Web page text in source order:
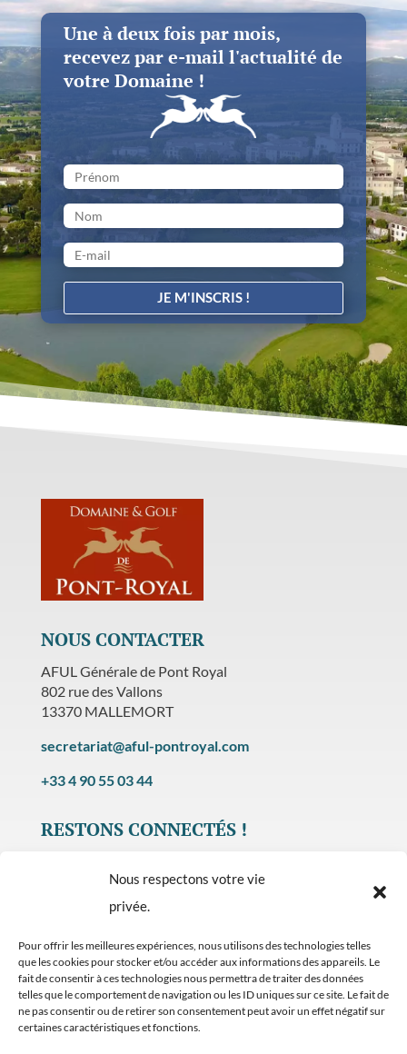
Nous respectons votre vie
privée.
Pour offrir les meilleures expériences, nous utilisons des technologies telles
que les cookies pour stocker et/ou accéder aux informations des appareils. Le
fait de consentir à ces technologies nous permettra de traiter des données
telles que le comportement de navigation ou les ID uniques sur ce site. Le fait de
ne pas consentir ou de retirer son consentement peut avoir un effet négatif sur
certaines caractéristiques et fonctions.
Une à deux fois par mois,
recevez par e-mail l'actualité de
votre Domaine !
JE M'INSCRIS !
NOUS CONTACTER
AFUL Générale de Pont Royal
802 rue des Vallons
13370 MALLEMORT
secretariat@aful-pontroyal.com
+33 4 90 55 03 44
RESTONS CONNECTÉS !
PLAN DU SITE
MENTIONS LEGALES
POLITIQUE DE CONFIDENTIALITÉ